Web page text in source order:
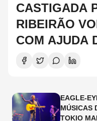
CASTIGADA
RIBEIRÃO
COM AJUDA
EAGLE-
MÚSICAS
TOKIO